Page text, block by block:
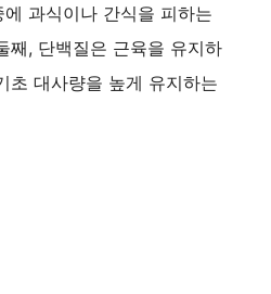
과식이나 간식을 피하는
째, 단백질은 근육을 유지하
초 대사량을 높게 유지하는